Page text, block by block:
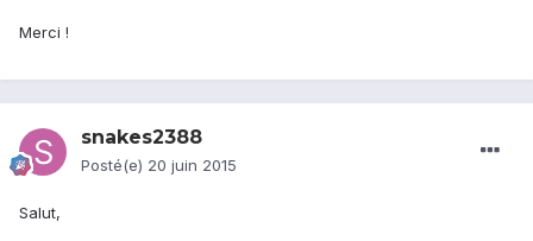
Merci !
snakes2388
Posté(e) 20 juin 2015
Salut,